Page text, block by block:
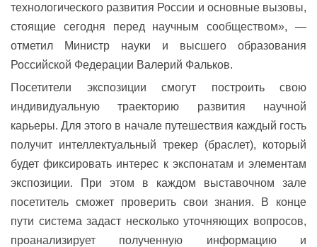
технологического развития России и основные вызовы,
стоящие сегодня перед научным сообществом», —
отметил Министр науки и высшего образования
Российской Федерации Валерий Фальков.
Посетители экспозиции смогут построить свою
индивидуальную траекторию развития научной
карьеры. Для этого в начале путешествия каждый гость
получит интеллектуальный трекер (браслет), который
будет фиксировать интерес к экспонатам и элементам
экспозиции. При этом в каждом выставочном зале
посетитель сможет проверить свои знания. В конце
пути система задаст несколько уточняющих вопросов,
проанализирует полученную информацию и